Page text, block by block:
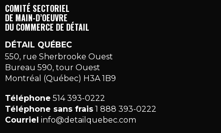
COMITÉ SECTORIEL
DE MAIN-D’OEUVRE
DU COMMERCE DE DÉTAIL
DÉTAIL QUÉBEC
550, rue Sherbrooke Ouest
Bureau 590, tour Ouest
Montréal (Québec) H3A 1B9
Téléphone 514 393-0222
Téléphone sans frais 1 888 393-0222
Courriel info@detailquebec.com